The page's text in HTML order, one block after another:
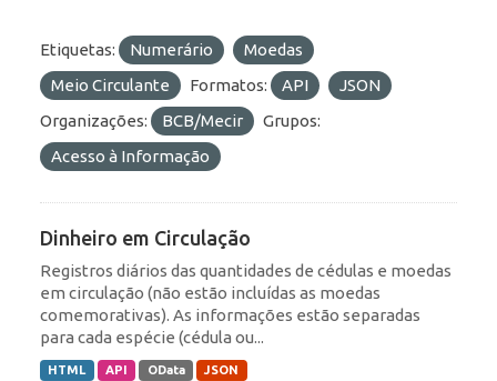
Etiquetas: Numerário
Moedas
Meio Circulante
Formatos: API
JSON
Organizações:
BCB/Mecir
Grupos:
Acesso à Informação
Dinheiro em Circulação
Registros diários das quantidades de cédulas e moedas
em circulação (não estão incluídas as moedas
comemorativas). As informações estão separadas
para cada espécie (cédula ou...
HTML API OData JSON